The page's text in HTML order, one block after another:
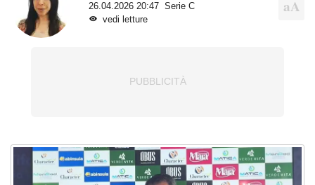
26.04.2026 20:47
Serie C
vedi letture